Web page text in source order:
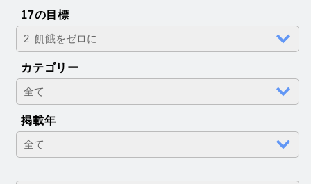
17の目標
カテゴリー
掲載年